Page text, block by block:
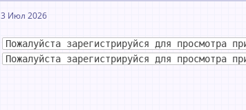
3 Июл 2026
Пожалуйста зарегистрируйся для просмотра
Пожалуйста зарегистрируйся для просмотра